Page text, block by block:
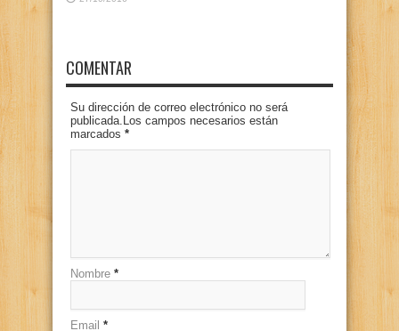
COMENTAR
Su dirección de correo electrónico no será
publicada.Los campos necesarios están
marcados *
Nombre *
Email *